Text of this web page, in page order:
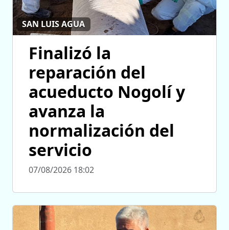
SAN LUIS AGUA
Finalizó la
reparación del
acueducto Nogolí y
avanza la
normalización del
servicio
07/08/2026 18:02